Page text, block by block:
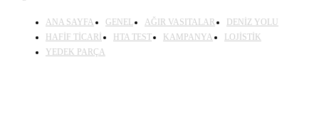
ANA SAYFA GENEL AĞIR VASITALAR
DENİZ YOLU
HAFİF TİCARİ
HTA TEST KAMPANYA
LOJİSTİK
YEDEK PARÇA